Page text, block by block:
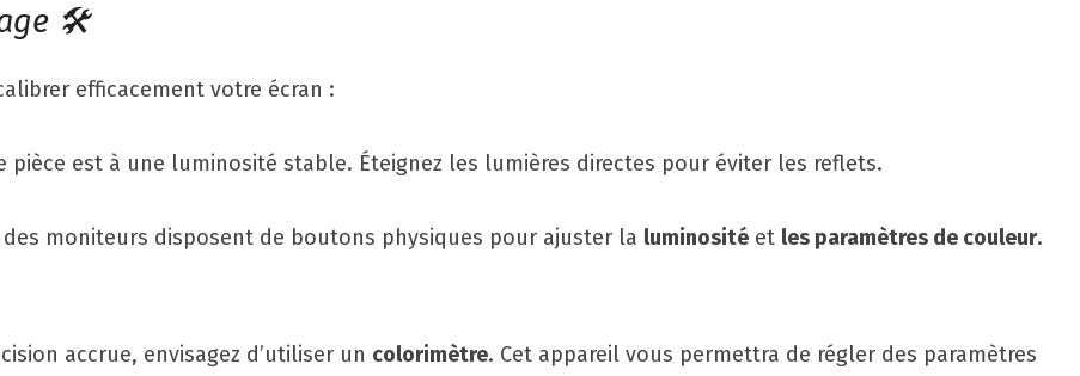
🛠️
efficacement votre écran :
pièce est à une luminosité stable. Éteignez les lumières directes pour éviter les reflets.
moniteurs disposent de boutons physiques pour ajuster la luminosité et les paramètres de couleur.
accrue, envisagez d’utiliser un colorimètre. Cet appareil vous permettra de régler des paramètres